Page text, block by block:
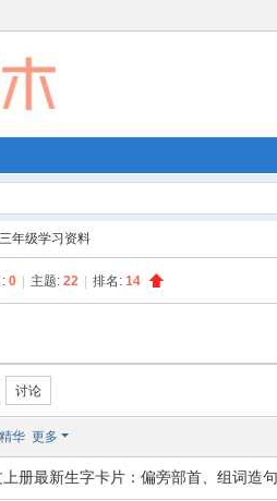
年级学习资料
:0 主题:22 排名:14
讨论
精华 更多
册最新生字卡片：偏旁部首、组词造句